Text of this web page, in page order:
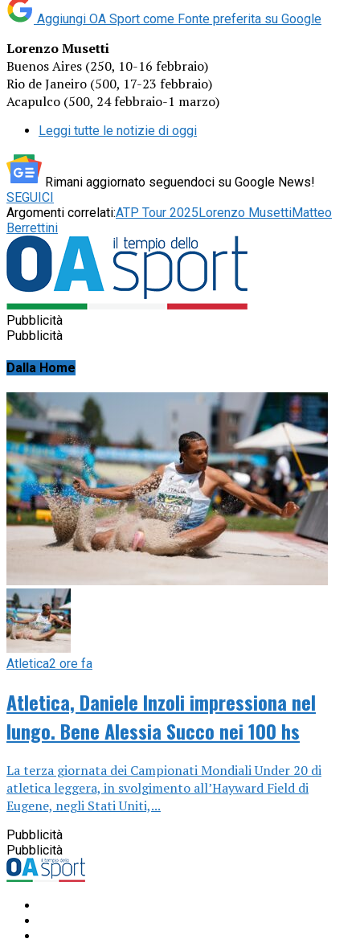
Aggiungi OA Sport come Fonte preferita su Google
Lorenzo Musetti
Buenos Aires (250, 10-16 febbraio)
Rio de Janeiro (500, 17-23 febbraio)
Acapulco (500, 24 febbraio-1 marzo)
Leggi tutte le notizie di oggi
Rimani aggiornato seguendoci su Google News!
SEGUICI
Argomenti correlati:ATP Tour 2025Lorenzo MusettiMatteo
Berrettini
Pubblicità
Pubblicità
Dalla Home
Atletica2 ore fa
Atletica, Daniele Inzoli impressiona nel
lungo. Bene Alessia Succo nei 100 hs
La terza giornata dei Campionati Mondiali Under 20 di
atletica leggera, in svolgimento all’Hayward Field di
Eugene, negli Stati Uniti,...
Pubblicità
Pubblicità